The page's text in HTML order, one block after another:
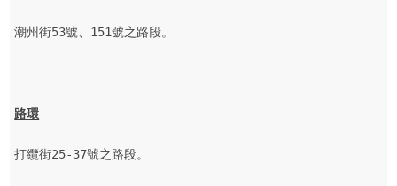
潮州街53號、151號之路段。
路環
打纜街25-37號之路段。